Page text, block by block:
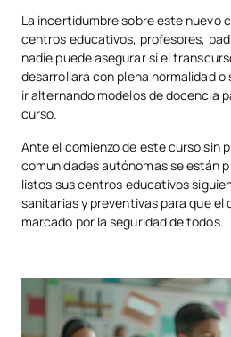
La incertidumbre sobre este nuevo
centros educativos, profesores,
nadie puede asegurar si el
desarrollará con plena normalidad
ir alternando modelos de docencia
curso.
Ante el comienzo de este curso sin
comunidades autónomas se están
listos sus centros educativos
sanitarias y preventivas para que el
marcado por la seguridad de todos.